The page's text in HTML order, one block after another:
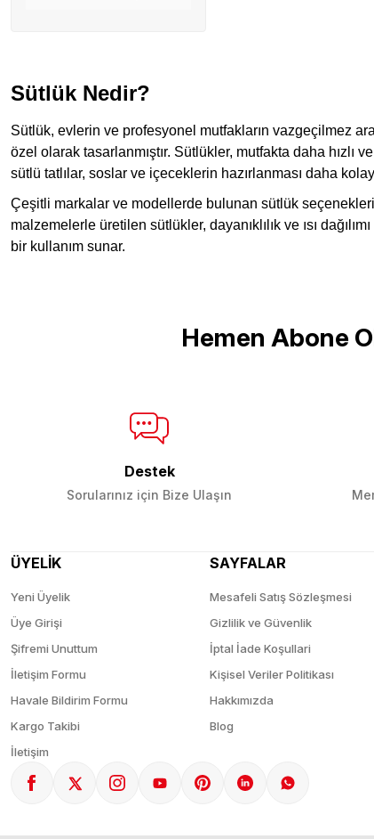
Sütlük Nedir?
Sütlük, evlerin ve profesyonel mutfakların vazgeçilmez
özel olarak tasarlanmıştır. Sütlükler, mutfakta daha hızlı
sütlü tatlılar, soslar ve içeceklerin hazırlanması daha
Çeşitli markalar ve modellerde bulunan sütlük
malzemelerle üretilen sütlükler, dayanıklılık ve ısı
bir kullanım sunar.
Hemen Abone
Destek
Sorularınız için Bize Ulaşın
ÜYELİK
Yeni Üyelik
Üye Girişi
Şifremi Unuttum
İletişim Formu
Havale Bildirim Formu
Kargo Takibi
İletişim
SAYFALAR
Mesafeli Satış Sözleşmesi
Gizlilik ve Güvenlik
İptal İade Koşullari
Kişisel Veriler Politikası
Hakkımızda
Blog